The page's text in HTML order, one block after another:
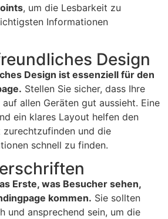
, um die Lesbarkeit zu
Informationen
Design
Design ist essenziell für den
Stellen Sie sicher, dass Ihre
allen Geräten gut aussieht. Eine
ein klares Layout helfen den
zurechtzufinden und die
schnell zu finden.
Erste, was Besucher sehen,
kommen. Sie sollten
und ansprechend sein, um die